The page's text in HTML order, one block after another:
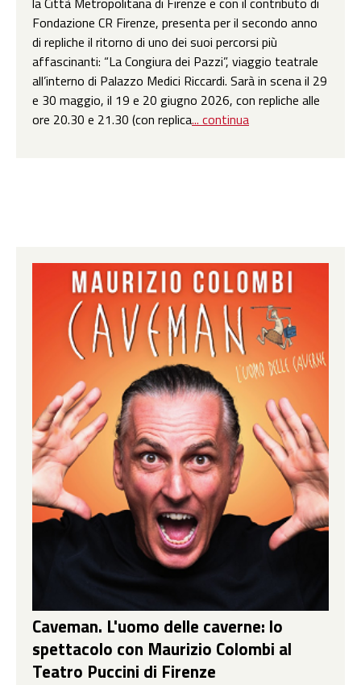
Fondazione CR Firenze, presenta per il secondo anno
di repliche il ritorno di uno dei suoi percorsi più
affascinanti: “La Congiura dei Pazzi”, viaggio teatrale
all’interno di Palazzo Medici Riccardi. Sarà in scena il 29
e 30 maggio, il 19 e 20 giugno 2026, con repliche alle
ore 20.30 e 21.30 (con replica... continua
Caveman. L'uomo delle caverne: lo
spettacolo con Maurizio Colombi al
Teatro Puccini di Firenze